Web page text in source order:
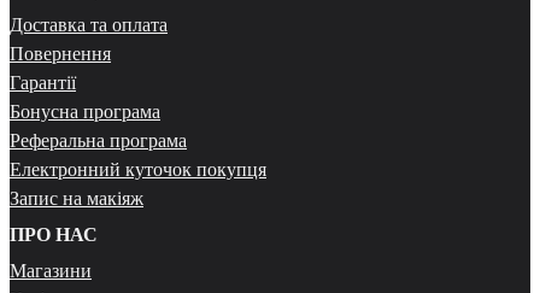
Доставка та оплата
Повернення
Гарантії
Бонусна програма
Реферальна програма
Електронний куточок покупця
Запис на макіяж
ПРО НАС
Магазини